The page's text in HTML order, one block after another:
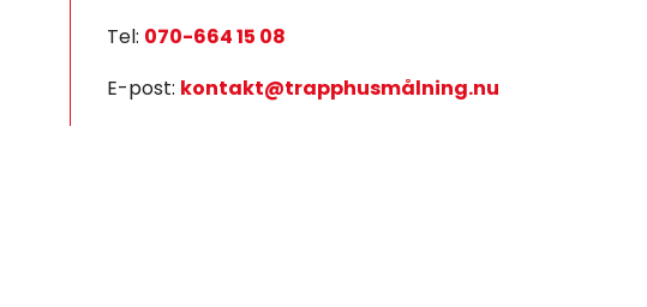
Tel: 070-664 15 08
E-post: kontakt@trapphusmålning.nu